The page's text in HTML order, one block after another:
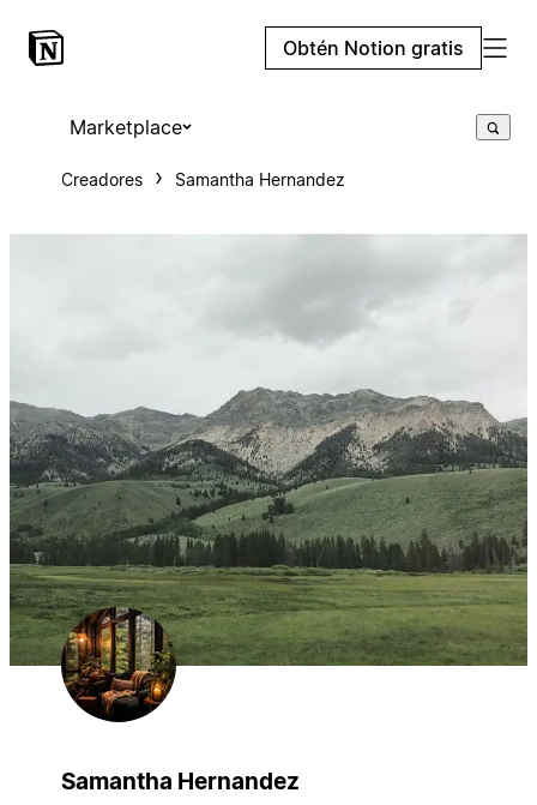
Obtén Notion gratis
Marketplace
Creadores Samantha Hernandez
Samantha Hernandez